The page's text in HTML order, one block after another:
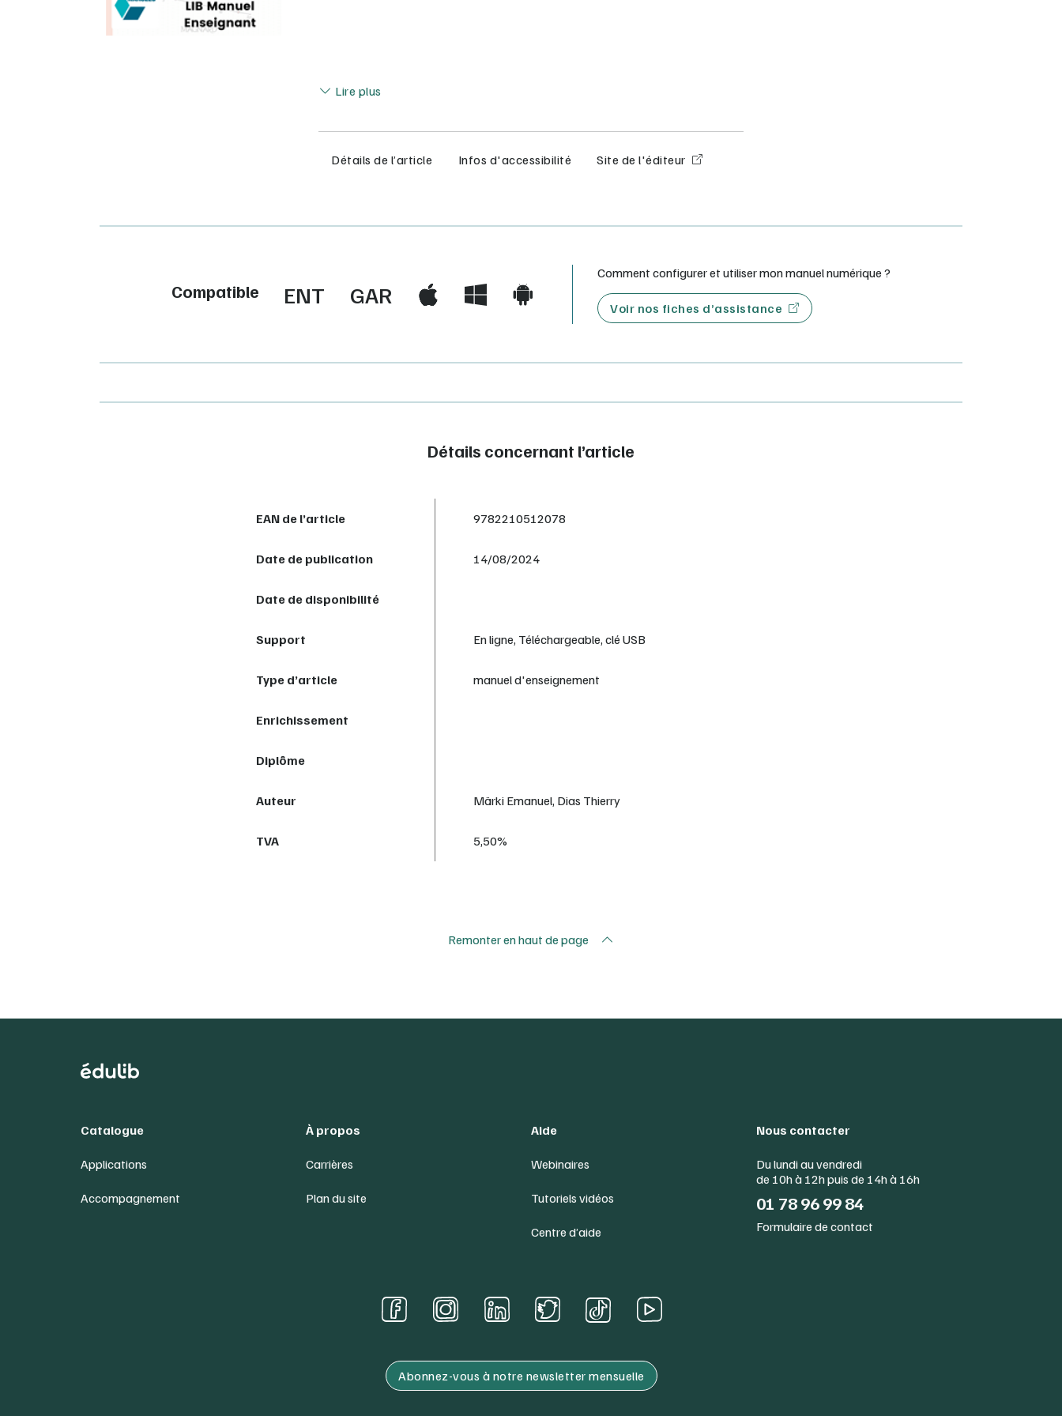
Lire plus
Détails de l’article Infos d'accessibilité Site de l'éditeur
Compatible ENT GAR
Comment configurer et utiliser mon manuel numérique ?
Voir nos fiches d’assistance
Détails concernant l’article
EAN de l’article 9782210512078
Date de publication 14/08/2024
Date de disponibilité
Support En ligne, Téléchargeable, clé USB
Type d’article manuel d'enseignement
Enrichissement
Diplôme
Auteur Märki Emanuel, Dias Thierry
TVA 5,50%
Remonter en haut de page
Catalogue
Applications
Accompagnement
À propos
Carrières
Plan du site
Aide
Webinaires
Tutoriels vidéos
Centre d’aide
Nous contacter
Du lundi au vendredi
de 10h à 12h puis de 14h à 16h
01 78 96 99 84
Formulaire de contact
Abonnez-vous à notre newsletter mensuelle